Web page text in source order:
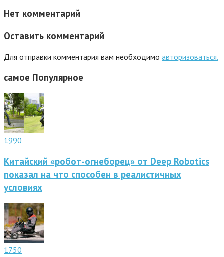
Нет комментарий
Оставить комментарий
Для отправки комментария вам необходимо авторизоваться.
самое Популярное
1990
Китайский «робот-огнеборец» от Deep Robotics
показал на что способен в реалистичных
условиях
1750